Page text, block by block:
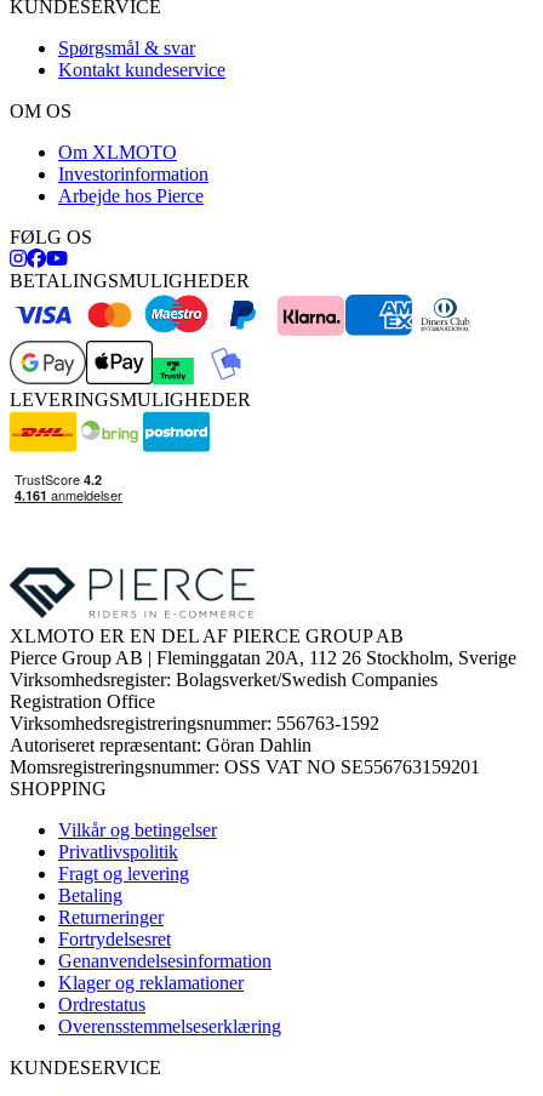
KUNDESERVICE
Spørgsmål & svar
Kontakt kundeservice
OM OS
Om XLMOTO
Investorinformation
Arbejde hos Pierce
FØLG OS
BETALINGSMULIGHEDER
LEVERINGSMULIGHEDER
XLMOTO ER EN DEL AF PIERCE GROUP AB
Pierce Group AB | Fleminggatan 20A, 112 26 Stockholm, Sverige
Virksomhedsregister: Bolagsverket/Swedish Companies
Registration Office
Virksomhedsregistreringsnummer: 556763-1592
Autoriseret repræsentant: Göran Dahlin
Momsregistreringsnummer: OSS VAT NO SE556763159201
SHOPPING
Vilkår og betingelser
Privatlivspolitik
Fragt og levering
Betaling
Returneringer
Fortrydelsesret
Genanvendelsesinformation
Klager og reklamationer
Ordrestatus
Overensstemmelseserklæring
KUNDESERVICE